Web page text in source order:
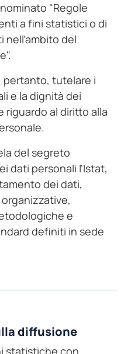
"Regole
a fini statistici o di
nell'ambito del
pertanto, tutelare i
e la dignità dei
riguardo al diritto alla
del segreto
dati personali l'Istat,
dei dati,
e
definiti in sede
diffusione
statistiche con